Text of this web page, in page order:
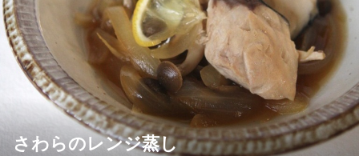
さわらのレンジ蒸し